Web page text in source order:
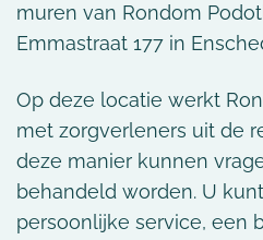
muren van Rondom
Emmastraat 177 in
Op deze locatie werkt
met zorgverleners uit de
deze manier kunnen
behandeld worden. U
persoonlijke service, een